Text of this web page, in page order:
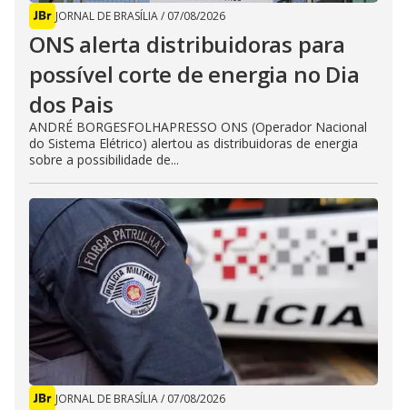
JORNAL DE BRASÍLIA/ 07/08/2026
ONS alerta distribuidoras para
possível corte de energia no Dia
dos Pais
ANDRÉ BORGESFOLHAPRESSO ONS (Operador Nacional
do Sistema Elétrico) alertou as distribuidoras de energia
sobre a possibilidade de...
JORNAL DE BRASÍLIA/ 07/08/2026